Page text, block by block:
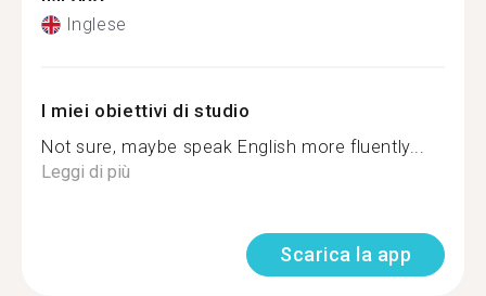
Inglese
I miei obiettivi di studio
Not sure, maybe speak English more fluently...
Leggi di più
Scarica la app